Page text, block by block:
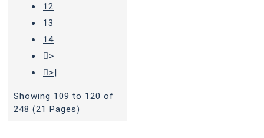
12
13
14
>
>|
Showing 109 to 120 of
248 (21 Pages)